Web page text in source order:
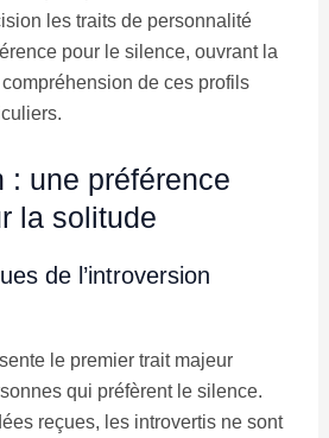
les traits de personnalité
pour le silence, ouvrant la
de ces profils
: une préférence
la solitude
de l’introversion
le premier trait majeur
qui préfèrent le silence.
reçues, les introvertis ne sont